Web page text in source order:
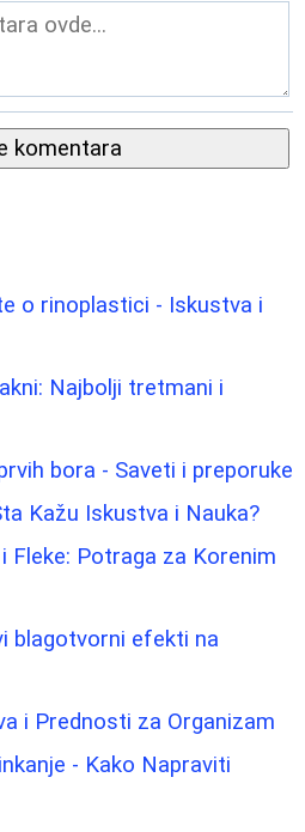
komentara
o rinoplastici - Iskustva i
Najbolji tretmani i
bora - Saveti i preporuke
Kažu Iskustva i Nauka?
Fleke: Potraga za Korenim
blagotvorni efekti na
i Prednosti za Organizam
- Kako Napraviti